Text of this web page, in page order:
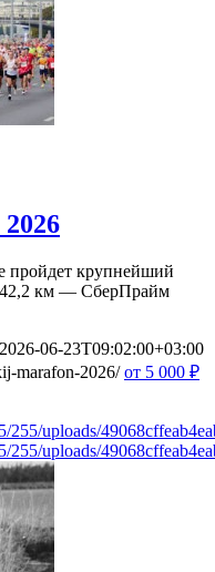
пройдет крупнейший
42,2 км — СберПрайм
2026-06-23T09:02:00+03:00
marafon-2026/ от 5 000 ₽
255/uploads/
255/uploads/